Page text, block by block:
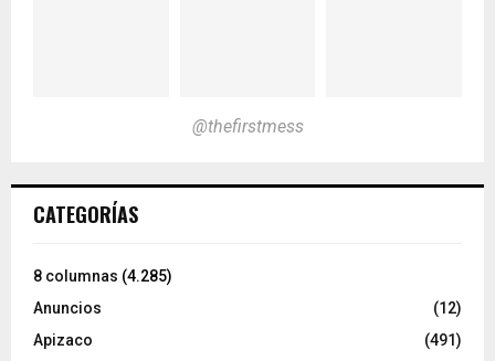
@thefirstmess
CATEGORÍAS
8 columnas (4.285)
Anuncios
(12)
Apizaco
(491)